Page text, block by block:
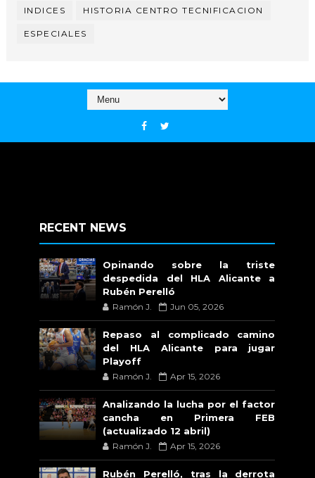
INDICES HISTORIA CENTRO TECNIFICACION
ESPECIALES
RECENT NEWS
Opinando sobre la triste
despedida del HLA Alicante a
Rubén Perelló
Ramón J. Jun 05, 2026
Repaso al complicado camino
del HLA Alicante para jugar
Playoff
Ramón J. Apr 15, 2026
Analizando la lucha por el factor
cancha en Primera FEB
(actualizado 12 abril)
Ramón J. Apr 15, 2026
Rubén Perelló, tras la derrota